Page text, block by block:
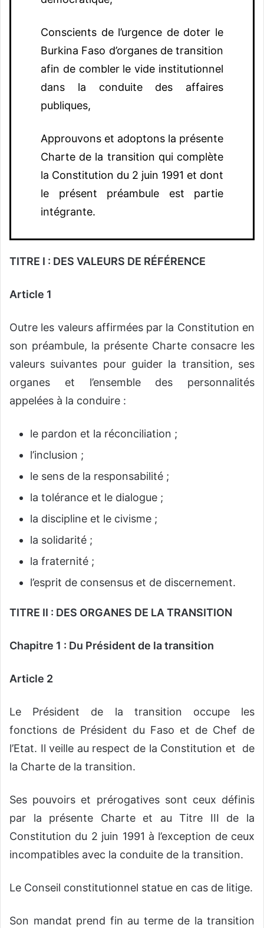
Conscients de l’urgence de doter le
Burkina Faso d’organes de transition
afin de combler le vide institutionnel
dans la conduite des affaires
publiques,
Approuvons et adoptons la présente
Charte de la transition qui complète
la Constitution du 2 juin 1991 et dont
le présent préambule est partie
intégrante.
TITRE I : DES VALEURS DE RÉFÉRENCE
Article 1
Outre les valeurs affirmées par la Constitution en
son préambule, la présente Charte consacre les
valeurs suivantes pour guider la transition, ses
organes et l’ensemble des personnalités
appelées à la conduire :
le pardon et la réconciliation ;
l’inclusion ;
le sens de la responsabilité ;
la tolérance et le dialogue ;
la discipline et le civisme ;
la solidarité ;
la fraternité ;
l’esprit de consensus et de discernement.
TITRE II : DES ORGANES DE LA TRANSITION
Chapitre 1 : Du Président de la transition
Article 2
Le Président de la transition occupe les
fonctions de Président du Faso et de Chef de
l’Etat. Il veille au respect de la Constitution et de
la Charte de la transition.
Ses pouvoirs et prérogatives sont ceux définis
par la présente Charte et au Titre III de la
Constitution du 2 juin 1991 à l’exception de ceux
incompatibles avec la conduite de la transition.
Le Conseil constitutionnel statue en cas de litige.
Son mandat prend fin au terme de la transition